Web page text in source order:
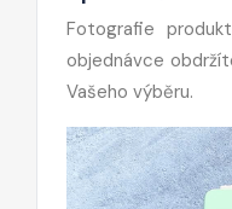
Fotografie
objednávce
Vašeho výběru.